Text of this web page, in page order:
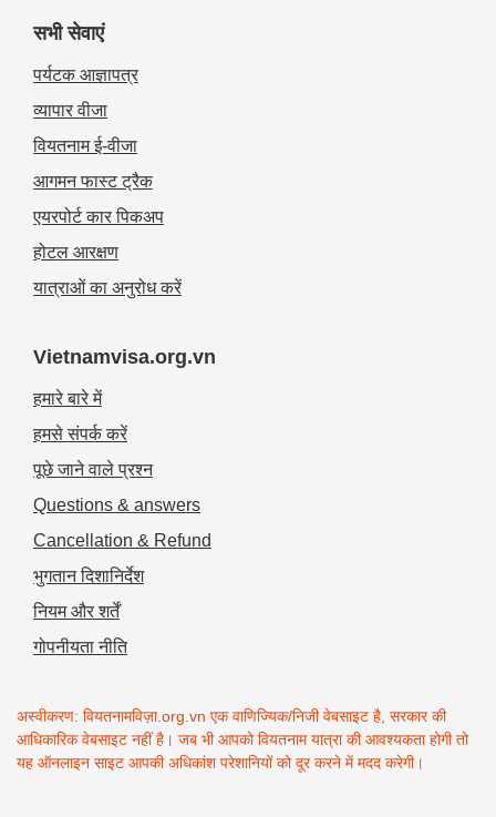
सभी सेवाएं
पर्यटक आज्ञापत्र
व्यापार वीजा
वियतनाम ई-वीजा
आगमन फास्ट ट्रैक
एयरपोर्ट कार पिकअप
होटल आरक्षण
यात्राओं का अनुरोध करें
Vietnamvisa.org.vn
हमारे बारे में
हमसे संपर्क करें
पूछे जाने वाले प्रश्न
Questions & answers
Cancellation & Refund
भुगतान दिशानिर्देश
नियम और शर्तें
गोपनीयता नीति
अस्वीकरण: वियतनामविज़ा.org.vn एक वाणिज्यिक/निजी वेबसाइट है, सरकार की
आधिकारिक वेबसाइट नहीं है। जब भी आपको वियतनाम यात्रा की आवश्यकता होगी तो
यह ऑनलाइन साइट आपकी अधिकांश परेशानियों को दूर करने में मदद करेगी।